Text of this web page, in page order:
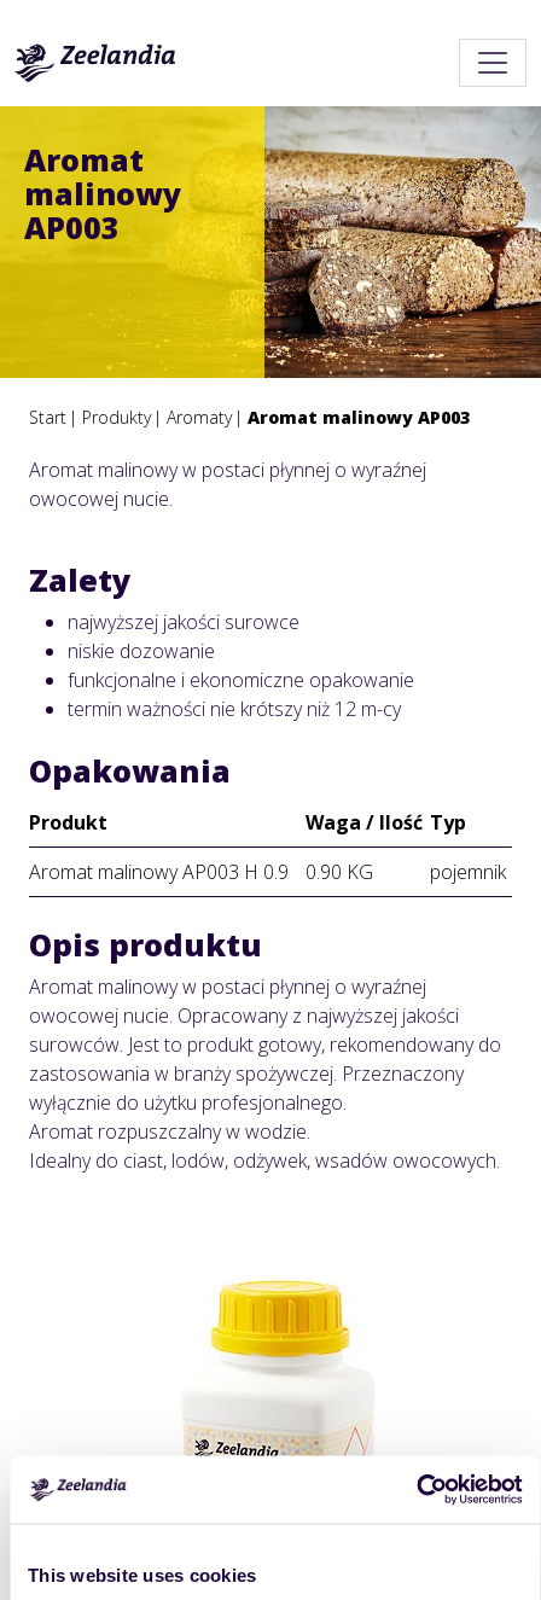
This website uses cookies
Aromat
malinowy
AP003
Start Produkty Aromaty Aromat malinowy AP003
Aromat malinowy w postaci płynnej o wyraźnej
owocowej nucie.
Zalety
najwyższej jakości surowce
niskie dozowanie
funkcjonalne i ekonomiczne opakowanie
termin ważności nie krótszy niż 12 m-cy
Opakowania
Produkt Waga / Ilość Typ
Aromat malinowy AP003 H 0.9
0.90 KG pojemnik
Opis produktu
Aromat malinowy w postaci płynnej o wyraźnej
owocowej nucie. Opracowany z najwyższej jakości
surowców. Jest to produkt gotowy, rekomendowany do
zastosowania w branży spożywczej. Przeznaczony
wyłącznie do użytku profesjonalnego.
Aromat rozpuszczalny w wodzie.
Idealny do ciast, lodów, odżywek, wsadów owocowych.